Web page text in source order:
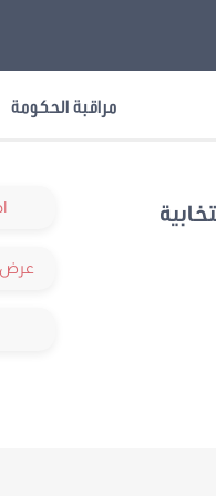
مراقبة الحكومة
عرض